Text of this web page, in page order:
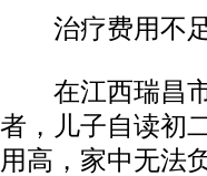
治疗费用不足
在江西瑞昌市
者，儿子自读初
用高，家中无法